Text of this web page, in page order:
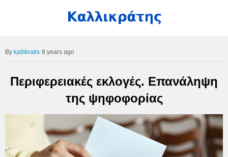
kallikratis 8 years ago
Περιφερειακές εκλογές. Επανάληψη
της ψηφοφορίας